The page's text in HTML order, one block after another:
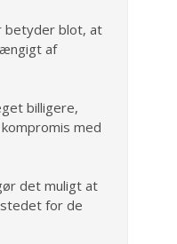
betyder blot, at
af
billigere,
med
det muligt at
for de